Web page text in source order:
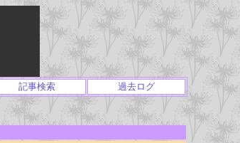
記事検索 過去ログ